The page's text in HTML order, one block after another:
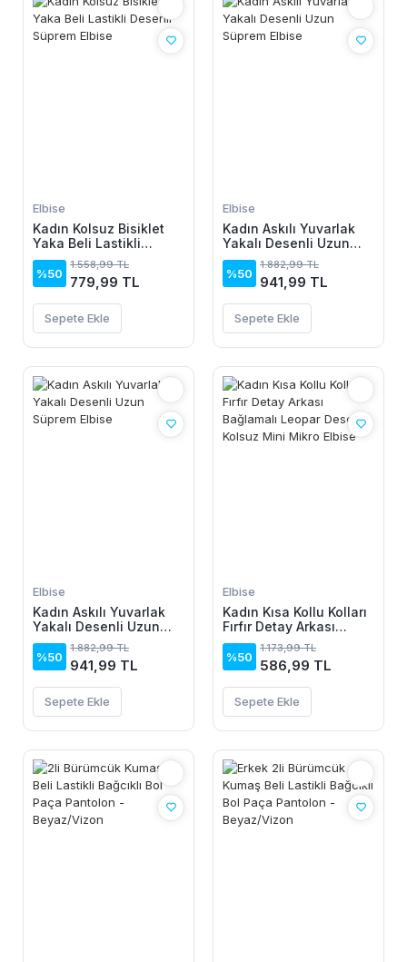
Elbise
Kadın Kolsuz Bisiklet
Yaka Beli Lastikli
Desenli Süprem Elbise
%50
1.558,99 TL
779,99 TL
Sepete Ekle
Elbise
Kadın Askılı Yuvarlak
Yakalı Desenli Uzun
Süprem Elbise
%50
1.882,99 TL
941,99 TL
Sepete Ekle
Elbise
Kadın Askılı Yuvarlak
Yakalı Desenli Uzun
Süprem Elbise
%50
1.882,99 TL
941,99 TL
Sepete Ekle
Elbise
Kadın Kısa Kollu Kolları
Fırfır Detay Arkası
Bağlamalı Leopar
Desen Kolsuz Mini
Mikro Elbise
%50
1.173,99 TL
586,99 TL
Sepete Ekle